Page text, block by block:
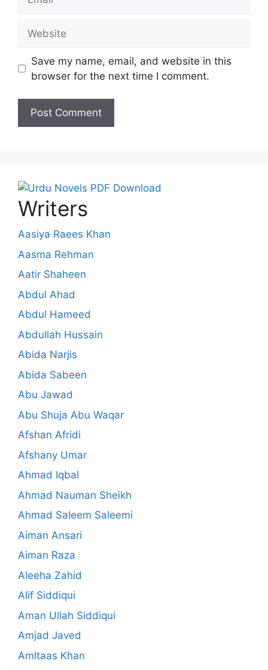
Save my name, email, and website in this
browser for the next time I comment.
Writers
Aasiya Raees Khan
Aasma Rehman
Aatir Shaheen
Abdul Ahad
Abdul Hameed
Abdullah Hussain
Abida Narjis
Abida Sabeen
Abu Jawad
Abu Shuja Abu Waqar
Afshan Afridi
Afshany Umar
Ahmad Iqbal
Ahmad Nauman Sheikh
Ahmad Saleem Saleemi
Aiman Ansari
Aiman Raza
Aleeha Zahid
Alif Siddiqui
Aman Ullah Siddiqui
Amjad Javed
Amltaas Khan